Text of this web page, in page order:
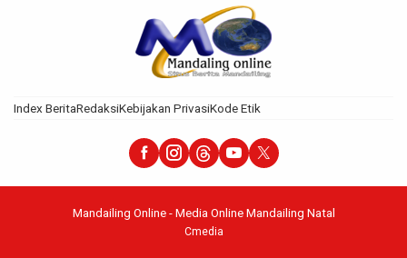
Index BeritaRedaksiKebijakan PrivasiKode Etik
Mandailing Online - Media Online Mandailing Natal
Cmedia